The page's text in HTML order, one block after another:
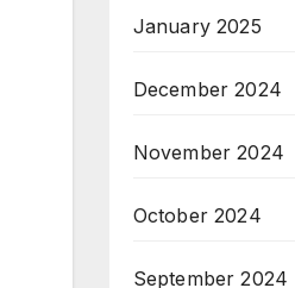
January 2025
December 2024
November 2024
October 2024
September 2024